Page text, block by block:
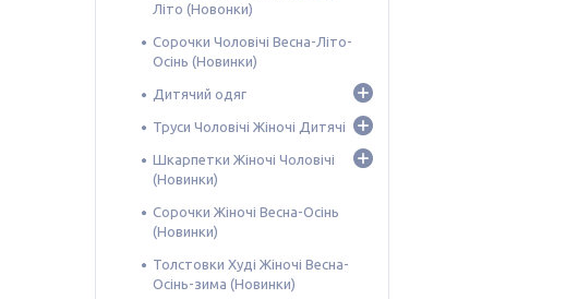
Літо (Новонки)
Сорочки Чоловічі Весна-Літо-
Осінь (Новинки)
Дитячий одяг
Труси Чоловічі Жіночі Дитячі
Шкарпетки Жіночі Чоловічі
(Новинки)
Сорочки Жіночі Весна-Осінь
(Новинки)
Толстовки Худі Жіночі Весна-
Осінь-зима (Новинки)